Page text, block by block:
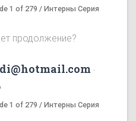
1 of 279 / Интерны Серия
продолжение?
·
1 of 279 / Интерны Серия